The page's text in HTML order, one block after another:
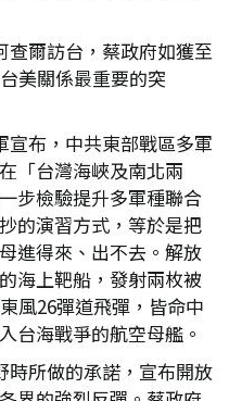
查爾訪台，蔡政府如獲至
美關係最重要的突
宣布，中共東部戰區多軍
「台灣海峽及南北兩
步檢驗提升多軍種聯合
的演習方式，等於是把
進得來、出不去。解放
海上靶船，發射兩枚被
風26彈道飛彈，皆命中
台海戰爭的航空母艦。
時所做的承諾，宣布開放